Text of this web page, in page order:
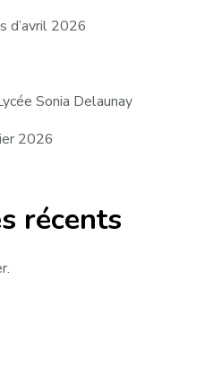
d’avril 2026
Sonia Delaunay
2026
récents